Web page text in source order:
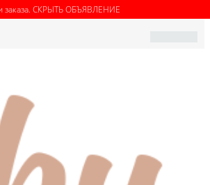
СКРЫТЬ ОБЪЯВЛЕНИЕ